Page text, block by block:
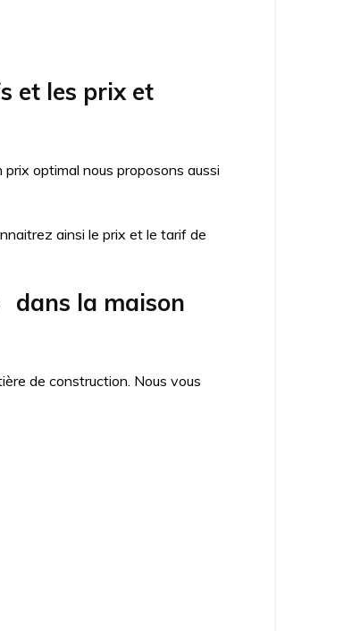
et les prix et
optimal nous proposons aussi
ainsi le prix et le tarif de
dans la maison
de construction. Nous vous